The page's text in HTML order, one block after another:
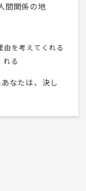
間関係の地
を考えてくれる
れる
なたは、決し